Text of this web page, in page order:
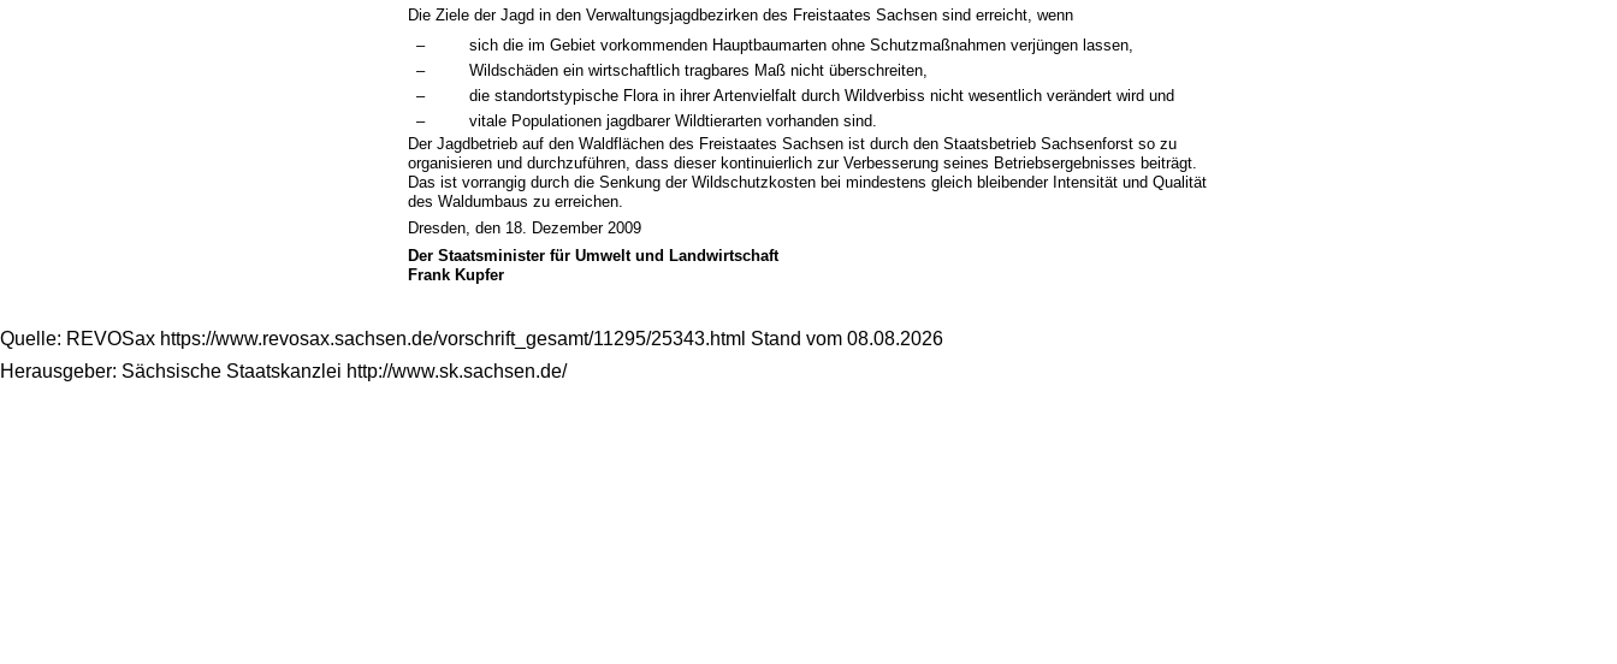
Die Ziele der Jagd in den Verwaltungsjagdbezirken des Freistaates Sachsen sind erreicht, wenn
–
sich die im Gebiet vorkommenden Hauptbaumarten ohne Schutzmaßnahmen verjüngen lassen,
–
Wildschäden ein wirtschaftlich tragbares Maß nicht überschreiten,
–
die standortstypische Flora in ihrer Artenvielfalt durch Wildverbiss nicht wesentlich verändert wird und
–
vitale Populationen jagdbarer Wildtierarten vorhanden sind.
Der Jagdbetrieb auf den Waldflächen des Freistaates Sachsen ist durch den Staatsbetrieb Sachsenforst so zu
organisieren und durchzuführen, dass dieser kontinuierlich zur Verbesserung seines Betriebsergebnisses beiträgt.
Das ist vorrangig durch die Senkung der Wildschutzkosten bei mindestens gleich bleibender Intensität und Qualität
des Waldumbaus zu erreichen.
Dresden, den 18. Dezember 2009
Der Staatsminister für Umwelt und Landwirtschaft
Frank Kupfer
Quelle: REVOSax https://www.revosax.sachsen.de/vorschrift_gesamt/11295/25343.html Stand vom 08.08.2026
Herausgeber: Sächsische Staatskanzlei http://www.sk.sachsen.de/